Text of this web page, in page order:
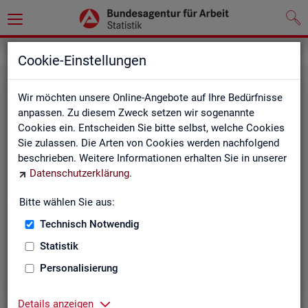
Cookie-Einstellungen
Wir möchten unsere Online-Angebote auf Ihre Bedürfnisse
anpassen. Zu diesem Zweck setzen wir sogenannte
Cookies ein. Entscheiden Sie bitte selbst, welche Cookies
Sie zulassen. Die Arten von Cookies werden nachfolgend
beschrieben. Weitere Informationen erhalten Sie in unserer
Datenschutzerklärung.
Bitte wählen Sie aus:
Technisch Notwendig
Statistik
Personalisierung
Details anzeigen
Der Bericht gibt einen Überblick über die aktuelle
Entwicklung am Arbeits- und Ausbildungsmarkt in